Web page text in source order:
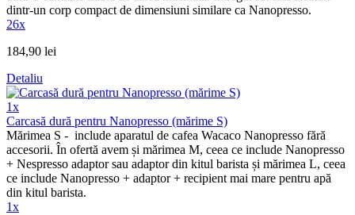
dintr-un corp compact de dimensiuni similare ca Nanopresso.
26x
184,90 lei
Detaliu
1x
Carcasă dură pentru Nanopresso (mărime S)
Mărimea S - include aparatul de cafea Wacaco Nanopresso fără
accesorii. În ofertă avem și mărimea M, ceea ce include Nanopresso
+ Nespresso adaptor sau adaptor din kitul barista și mărimea L, ceea
ce include Nanopresso + adaptor + recipient mai mare pentru apă
din kitul barista.
1x